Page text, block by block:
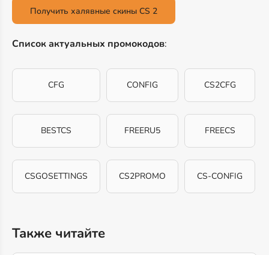
Получить халявные скины CS 2
Список актуальных промокодов:
CFG CONFIG CS2CFG
BESTCS FREERU5 FREECS
CSGOSETTINGS CS2PROMO CS-CONFIG
Также читайте